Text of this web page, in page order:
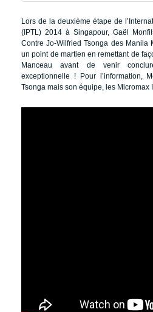
Lors de la deuxième étape de
(IPTL) 2014 à Singapour, Gaël
Contre Jo-Wilfried Tsonga des Manila
un point de martien en remettant de
Manceau avant de venir
exceptionnelle ! Pour l’information,
Tsonga mais son équipe, les Micromax